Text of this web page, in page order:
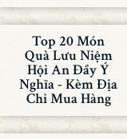
Top 20 Món
Quà Lưu Niệm
Hội An Đầy Ý
Nghĩa - Kèm Địa
Chỉ Mua Hàng